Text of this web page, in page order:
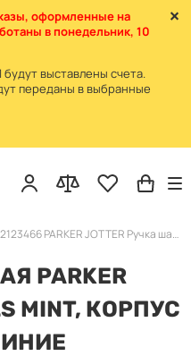
оформленные на
в понедельник, 10
выставлены счета.
переданы в выбранные
2123466 PARKER JOTTER Ручка шариковая ментол/хром в блистере
PARKER
MINT, КОРПУС